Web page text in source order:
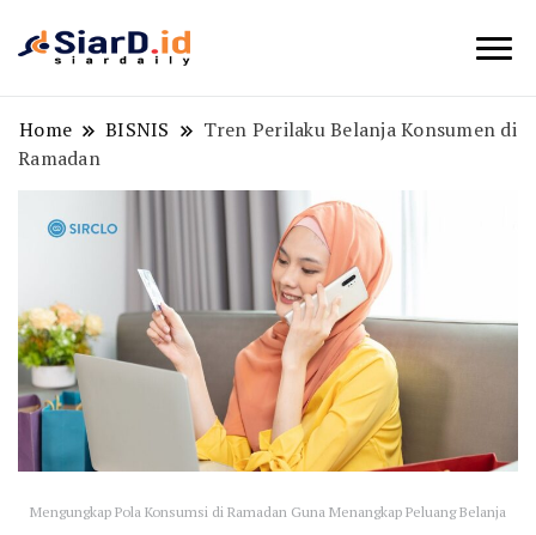
Home BISNIS
Tren Perilaku Belanja Konsumen di
Ramadan
Mengungkap Pola Konsumsi di Ramadan Guna Menangkap Peluang Belanja